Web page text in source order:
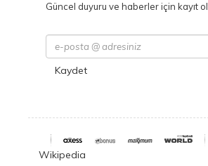
Güncel duyuru ve haberler için kayıt
Kaydet
Wikipedia